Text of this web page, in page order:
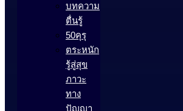
บทความ
ตื่นรู้
50คุรุ
ตระหนัก
รู้สู่สุข
ภาวะ
ทาง
ปัญญา